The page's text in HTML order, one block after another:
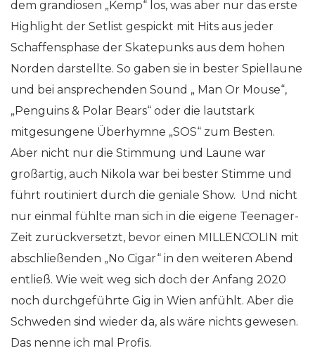
dem grandiosen „Kemp“ los, was aber nur das erste
Highlight der Setlist gespickt mit Hits aus jeder
Schaffensphase der Skatepunks aus dem hohen
Norden darstellte. So gaben sie in bester Spiellaune
und bei ansprechenden Sound „ Man Or Mouse“,
„Penguins & Polar Bears“ oder die lautstark
mitgesungene Überhymne „SOS“ zum Besten.
Aber nicht nur die Stimmung und Laune war
großartig, auch Nikola war bei bester Stimme und
führt routiniert durch die geniale Show. Und nicht
nur einmal fühlte man sich in die eigene Teenager-
Zeit zurückversetzt, bevor einen MILLENCOLIN mit
abschließenden „No Cigar“ in den weiteren Abend
entließ. Wie weit weg sich doch der Anfang 2020
noch durchgeführte Gig in Wien anfühlt. Aber die
Schweden sind wieder da, als wäre nichts gewesen.
Das nenne ich mal Profis.